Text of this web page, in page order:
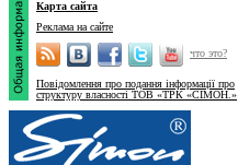
Карта сайта
Реклама на сайте
что это?
Повідомлення про подання інформації про
структуру власності ТОВ «ТРК «СІМОН.»